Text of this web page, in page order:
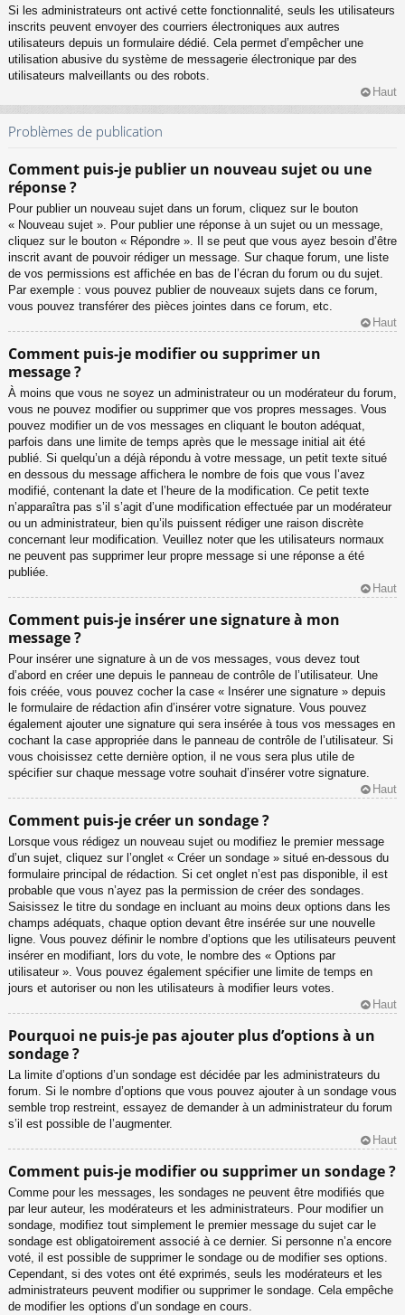
Si les administrateurs ont activé cette fonctionnalité, seuls les utilisateurs
inscrits peuvent envoyer des courriers électroniques aux autres
utilisateurs depuis un formulaire dédié. Cela permet d’empêcher une
utilisation abusive du système de messagerie électronique par des
utilisateurs malveillants ou des robots.
Haut
Problèmes de publication
Comment puis-je publier un nouveau sujet ou une
réponse ?
Pour publier un nouveau sujet dans un forum, cliquez sur le bouton
« Nouveau sujet ». Pour publier une réponse à un sujet ou un message,
cliquez sur le bouton « Répondre ». Il se peut que vous ayez besoin d’être
inscrit avant de pouvoir rédiger un message. Sur chaque forum, une liste
de vos permissions est affichée en bas de l’écran du forum ou du sujet.
Par exemple : vous pouvez publier de nouveaux sujets dans ce forum,
vous pouvez transférer des pièces jointes dans ce forum, etc.
Haut
Comment puis-je modifier ou supprimer un
message ?
À moins que vous ne soyez un administrateur ou un modérateur du forum,
vous ne pouvez modifier ou supprimer que vos propres messages. Vous
pouvez modifier un de vos messages en cliquant le bouton adéquat,
parfois dans une limite de temps après que le message initial ait été
publié. Si quelqu’un a déjà répondu à votre message, un petit texte situé
en dessous du message affichera le nombre de fois que vous l’avez
modifié, contenant la date et l’heure de la modification. Ce petit texte
n’apparaîtra pas s’il s’agit d’une modification effectuée par un modérateur
ou un administrateur, bien qu’ils puissent rédiger une raison discrète
concernant leur modification. Veuillez noter que les utilisateurs normaux
ne peuvent pas supprimer leur propre message si une réponse a été
publiée.
Haut
Comment puis-je insérer une signature à mon
message ?
Pour insérer une signature à un de vos messages, vous devez tout
d’abord en créer une depuis le panneau de contrôle de l’utilisateur. Une
fois créée, vous pouvez cocher la case « Insérer une signature » depuis
le formulaire de rédaction afin d’insérer votre signature. Vous pouvez
également ajouter une signature qui sera insérée à tous vos messages en
cochant la case appropriée dans le panneau de contrôle de l’utilisateur. Si
vous choisissez cette dernière option, il ne vous sera plus utile de
spécifier sur chaque message votre souhait d’insérer votre signature.
Haut
Comment puis-je créer un sondage ?
Lorsque vous rédigez un nouveau sujet ou modifiez le premier message
d’un sujet, cliquez sur l’onglet « Créer un sondage » situé en-dessous du
formulaire principal de rédaction. Si cet onglet n’est pas disponible, il est
probable que vous n’ayez pas la permission de créer des sondages.
Saisissez le titre du sondage en incluant au moins deux options dans les
champs adéquats, chaque option devant être insérée sur une nouvelle
ligne. Vous pouvez définir le nombre d’options que les utilisateurs peuvent
insérer en modifiant, lors du vote, le nombre des « Options par
utilisateur ». Vous pouvez également spécifier une limite de temps en
jours et autoriser ou non les utilisateurs à modifier leurs votes.
Haut
Pourquoi ne puis-je pas ajouter plus d’options à un
sondage ?
La limite d’options d’un sondage est décidée par les administrateurs du
forum. Si le nombre d’options que vous pouvez ajouter à un sondage vous
semble trop restreint, essayez de demander à un administrateur du forum
s’il est possible de l’augmenter.
Haut
Comment puis-je modifier ou supprimer un sondage ?
Comme pour les messages, les sondages ne peuvent être modifiés que
par leur auteur, les modérateurs et les administrateurs. Pour modifier un
sondage, modifiez tout simplement le premier message du sujet car le
sondage est obligatoirement associé à ce dernier. Si personne n’a encore
voté, il est possible de supprimer le sondage ou de modifier ses options.
Cependant, si des votes ont été exprimés, seuls les modérateurs et les
administrateurs peuvent modifier ou supprimer le sondage. Cela empêche
de modifier les options d’un sondage en cours.